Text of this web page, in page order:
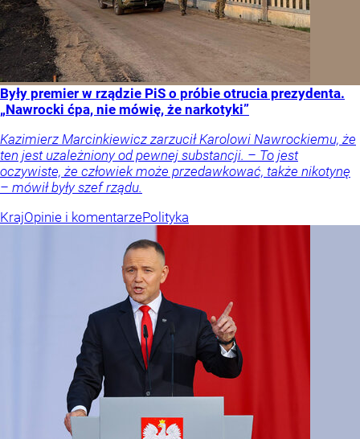
Były premier w rządzie PiS o próbie otrucia prezydenta.
„Nawrocki ćpa, nie mówię, że narkotyki”
Kazimierz Marcinkiewicz zarzucił Karolowi Nawrockiemu, że
ten jest uzależniony od pewnej substancji. – To jest
oczywiste, że człowiek może przedawkować, także nikotynę
– mówił były szef rządu.
KrajOpinie i komentarzePolityka